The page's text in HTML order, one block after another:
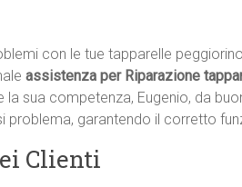
con le tue tapparelle
assistenza per Riparazione
la sua competenza, Eugenio, da
problema, garantendo il corretto
Clienti